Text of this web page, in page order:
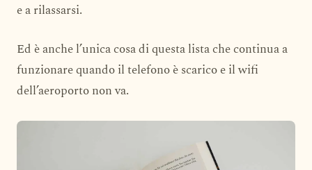
e a rilassarsi.
Ed è anche l’unica cosa di questa lista che continua a
funzionare quando il telefono è scarico e il wifi
dell’aeroporto non va.